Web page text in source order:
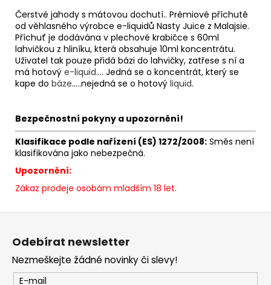
Čerstvé jahody s mátovou dochutí.. Prémiové příchutě
od věhlasného výrobce e-liquidů Nasty Juice z Malajsie.
Příchuť je dodávána v plechové krabičce s 60ml
lahvičkou z hliníku, která obsahuje 10ml koncentrátu.
Uživatel tak pouze přidá bázi do lahvičky, zatřese s ní a
má hotový e-liquid.... Jedná se o koncentrát, který se
kape do báze.....nejedná se o hotový liquid.
Bezpečnostní pokyny a upozornění!
Klasifikace podle nařízení (ES) 1272/2008: Směs není
klasifikována jako nebezpečná.
Upozornění:
Zákaz prodeje osobám mladším 18 let.
Z
Odebírat newsletter
Nezmeškejte žádné novinky či slevy!
E-mail